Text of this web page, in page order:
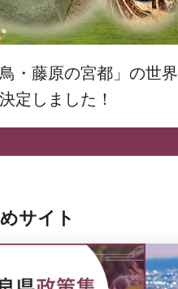
鳥・藤原の宮都」の世
定しました！
サイト